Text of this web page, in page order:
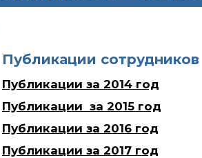
института
Совет РАН
(ИИ) в химии
Набор
о типовых
Публикации сотрудников
Публикации за 2014 год
Публикации за 2015 год
Публикации за 2016 год
Публикации за 2017 год